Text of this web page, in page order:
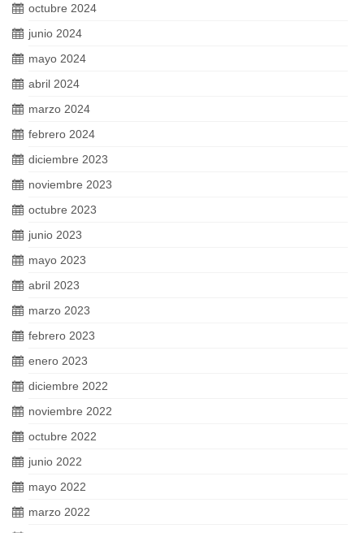
octubre 2024
junio 2024
mayo 2024
abril 2024
marzo 2024
febrero 2024
diciembre 2023
noviembre 2023
octubre 2023
junio 2023
mayo 2023
abril 2023
marzo 2023
febrero 2023
enero 2023
diciembre 2022
noviembre 2022
octubre 2022
junio 2022
mayo 2022
marzo 2022